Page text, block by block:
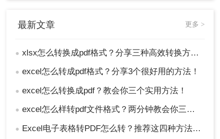
最新文章 更多 >
● xlsx怎么转换成pdf格式？分享三种高效转换方法！
● excel怎么转成pdf格式？分享3个很好用的方法！
● excel怎么转换成pdf？教会你三个实用方法！
● excel怎么样转pdf文件格式？两分钟教会你三种方法
● Excel电子表格转PDF怎么转？推荐这四种方法给大家！